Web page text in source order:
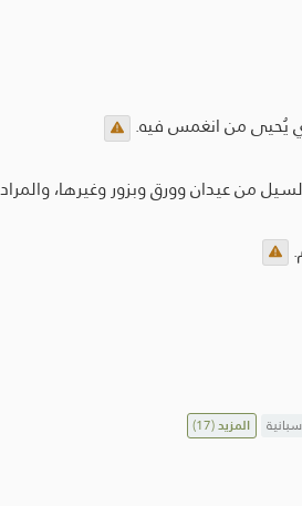
يُحيى من انغمس فيه.
من عيدان وورق وبزور وغيرها،
المزيد(17)